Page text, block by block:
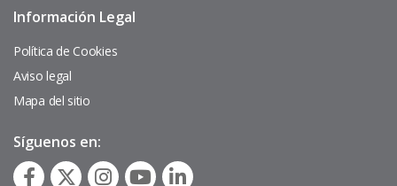
Pie
página
Información Legal
Política de Cookies
Aviso legal
Mapa del sitio
Síguenos en: